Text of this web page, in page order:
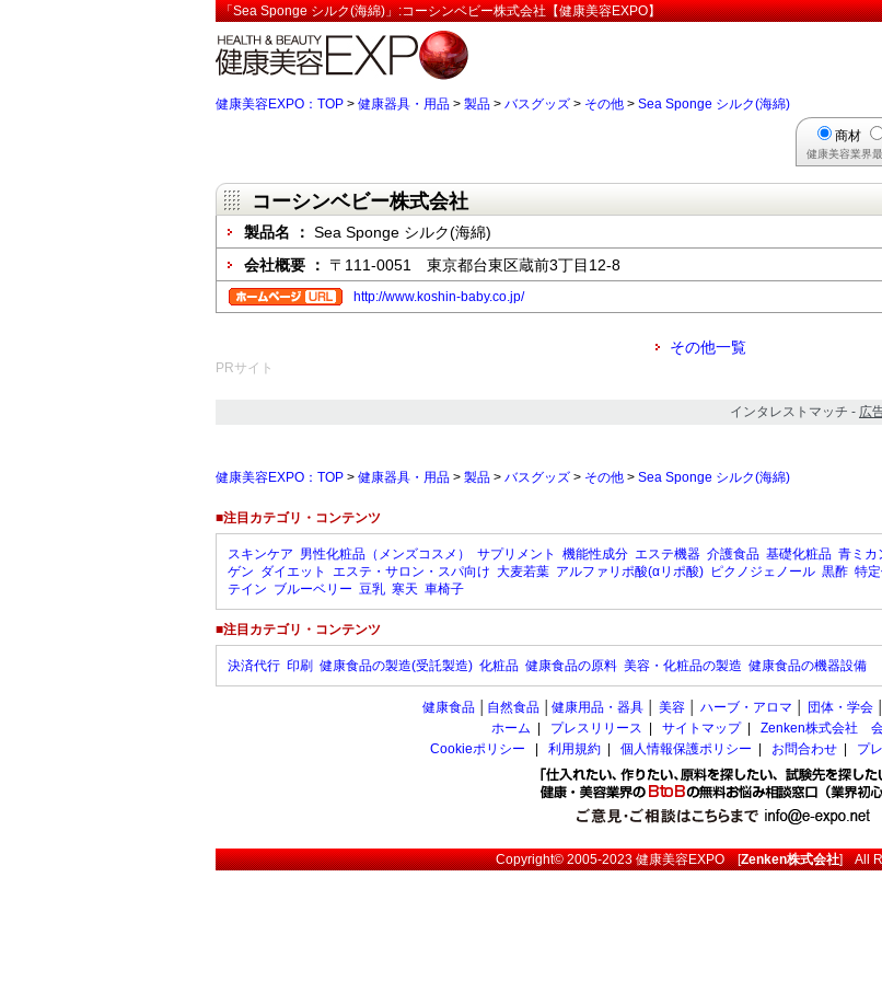
「Sea Sponge シルク(海綿)」:コーシンベビー株式会社【健康美容EXPO】
健康美容EXPO：TOP > 健康器具・用品 > 製品 > バスグッズ > その他 > Sea Sponge シルク(海綿)
商材
健康美容業界
コーシンベビー株式会社
製品名 ： Sea Sponge シルク(海綿)
会社概要 ： 〒111-0051 東京都台東区蔵前3丁目12-8
http://www.koshin-baby.co.jp/
その他一覧
PRサイト
インタレストマッチ - 広
健康美容EXPO：TOP > 健康器具・用品 > 製品 > バスグッズ > その他 > Sea Sponge シルク(海綿)
■注目カテゴリ・コンテンツ
スキンケア 男性化粧品（メンズコスメ） サプリメント 機能性成分 エステ機器 介護食品 基礎化粧品 青ミカ
ゲン ダイエット エステ・サロン・スパ向け 大麦若葉 アルファリポ酸(αリポ酸) ピクノジェノール 黒酢 特
テイン ブルーベリー 豆乳 寒天 車椅子
■注目カテゴリ・コンテンツ
決済代行 印刷 健康食品の製造(受託製造) 化粧品 健康食品の原料 美容・化粧品の製造 健康食品の機器設備
健康食品 自然食品 健康用品・器具 美容 ハーブ・アロマ 団体・学会
ホーム
プレスリリース サイトマップ| Zenken株式会社
Cookieポリシー
利用規約 個人情報保護ポリシー お問合わせ プ
Copyright© 2005-2023健康美容EXPO[Zenken株式会社] All